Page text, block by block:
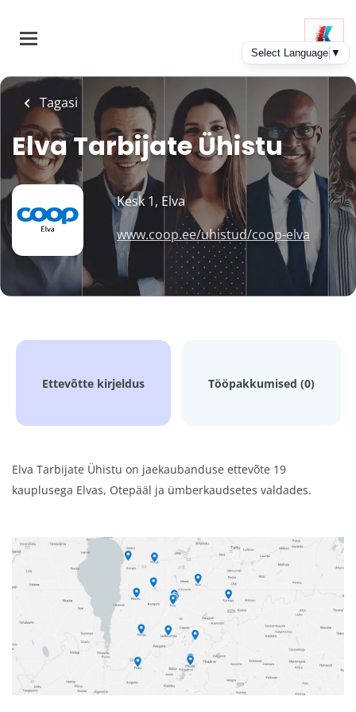
main
Tagasi
Elva Tarbijate Ühistu
Kesk 1, Elva
www.coop.ee/uhistud/coop-elva
Ettevõtte kirjeldus Tööpakkumised (0)
Elva Tarbijate Ühistu on jaekaubanduse ettevõte 19
kauplusega Elvas, Otepääl ja ümberkaudsetes valdades.